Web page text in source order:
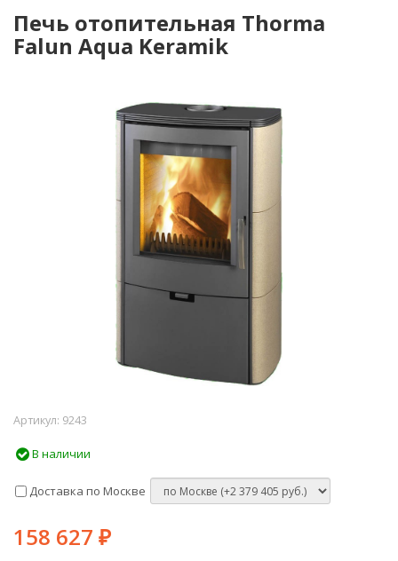
Печь отопительная Thorma
Falun Aqua Keramik
Артикул: 9243
В наличии
Доставка по Москве
158 627 ₽